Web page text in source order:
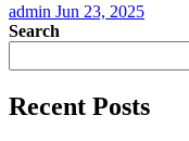
admin Jun 23, 2025
Search
Recent Posts